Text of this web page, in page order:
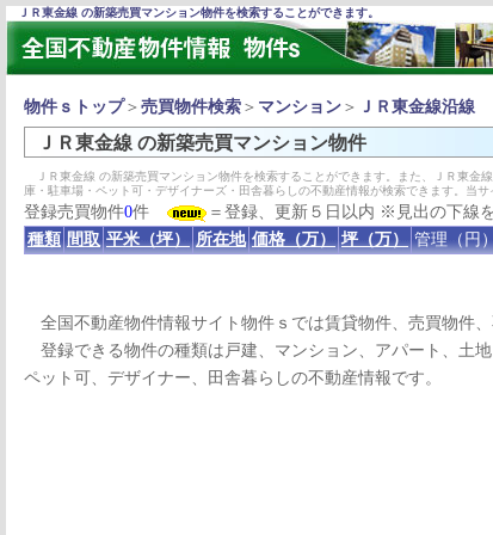
ＪＲ東金線 の新築売買マンション物件を検索することができます。
物件ｓトップ＞ 売買物件検索 ＞ マンション ＞ ＪＲ東金線沿線
ＪＲ東金線 の新築売買マンション物件
ＪＲ東金線 の新築売買マンション物件を検索することができます。また、ＪＲ東金
庫・駐車場・ペット可・デザイナーズ・田舎暮らしの不動産情報が検索できます。当
登録売買物件0件
＝登録、更新５日以内 ※見出の下線
種類 間取 平米（坪） 所在地 価格（万） 坪（万） 管理（円）
全国不動産物件情報サイト物件ｓでは賃貸物件、売買物件
登録できる物件の種類は戸建、マンション、アパート、土
ペット可、デザイナー、田舎暮らしの不動産情報です。